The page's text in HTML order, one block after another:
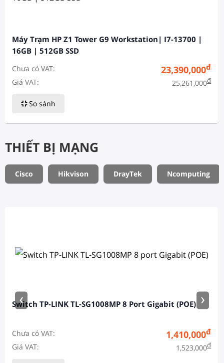
Máy Trạm HP Z1 Tower G9 Workstation| I7-13700 |
16GB | 512GB SSD
Chưa có VAT: 23,390,000đ
Giá VAT: 25,261,000đ
So sánh
THIẾT BỊ MẠNG
Cisco Hikvison DrayTek Ncomputing
Switch TP-LINK TL-SG1008MP 8 Port Gigabit (POE)
Chưa có VAT: 1,410,000đ
Giá VAT: 1,523,000đ
‹ ›